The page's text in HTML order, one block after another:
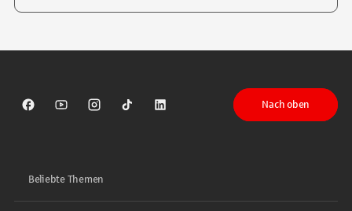
Sparkasse auf Facebook
Sparkasse auf Youtube
Sparkasse auf Instagram
Sparkasse auf TikTok
Sparkasse auf LinkedIn
Nach oben
Beliebte Themen